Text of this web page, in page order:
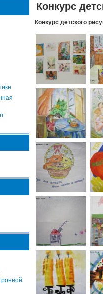
Конкурс
Конкурс детского